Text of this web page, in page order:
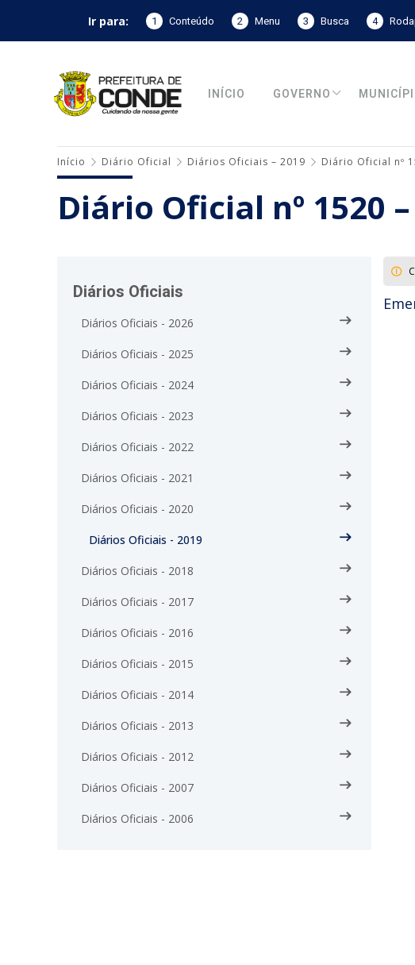
Ir para: 1 Conteúdo 2 Menu 3 Busca 4
INÍCIO GOVERNO
Início Diário Oficial Diários Oficiais – 2019 Diário Oficial nº
Diário Oficial nº 1520
Diários Oficiais
Diários Oficiais - 2026
Diários Oficiais - 2025
Diários Oficiais - 2024
Diários Oficiais - 2023
Diários Oficiais - 2022
Diários Oficiais - 2021
Diários Oficiais - 2020
Diários Oficiais - 2019
Diários Oficiais - 2018
Diários Oficiais - 2017
Diários Oficiais - 2016
Diários Oficiais - 2015
Diários Oficiais - 2014
Diários Oficiais - 2013
Diários Oficiais - 2012
Diários Oficiais - 2007
Diários Oficiais - 2006